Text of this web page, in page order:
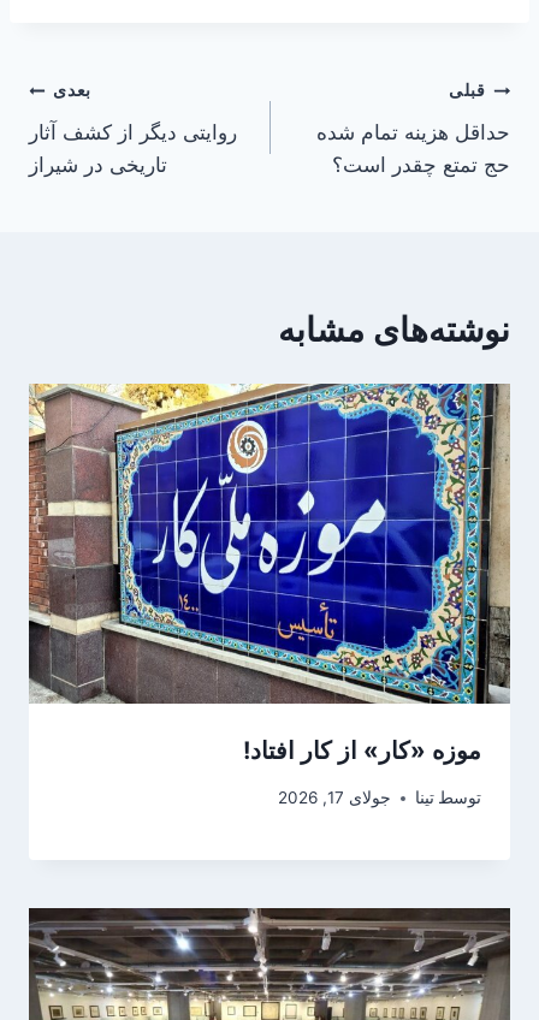
راهبری
نوشته
قبلی
حداقل هزینه تمام شده
حج تمتع چقدر است؟
بعدی
روایتی دیگر از کشف آثار
تاریخی در شیراز
نوشته‌های مشابه
موزه‌ «کار» از کار افتاد!
توسط تینا جولای 17, 2026